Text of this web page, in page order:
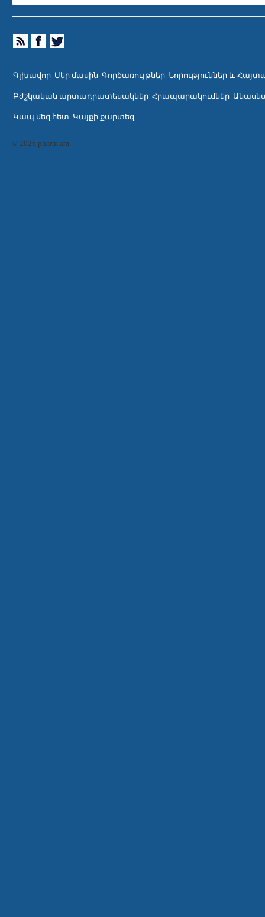
Գլխավոր Մեր մասին Գործառույթներ Նորություններ և
Բժշկական արտադրատեսակներ Հրապարակումներ
Կապ մեզ հետ Կայքի քարտեզ
© 2026 pharm.am